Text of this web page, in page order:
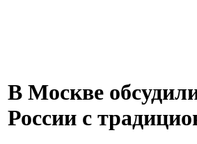
В Москве
России с